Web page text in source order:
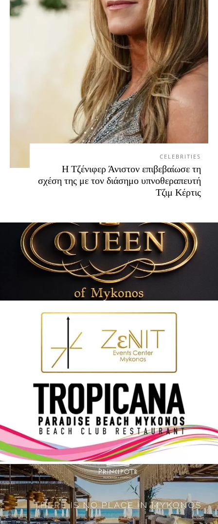
CELEBRITIES
Η Τζένιφερ Άνιστον επιβεβαίωσε τη
σχέση της με τον διάσημο υπνοθεραπευτή
Τζιμ Κέρτις